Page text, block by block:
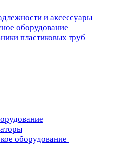
и аксессуары
оборудование
пластиковых труб
оборудование